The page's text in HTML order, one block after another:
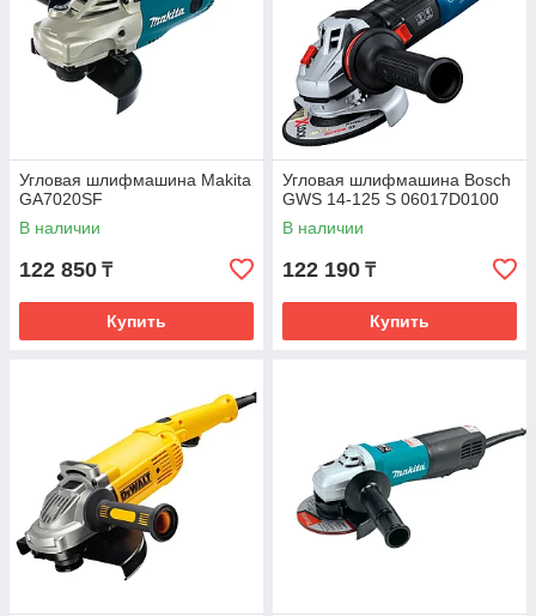
Угловая шлифмашина Makita
GA7020SF
В наличии
122 850 ₸
Купить
Угловая шлифмашина Bosch
GWS 14-125 S 06017D0100
В наличии
122 190 ₸
Купить